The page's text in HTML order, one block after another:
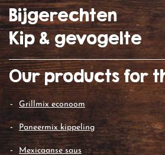
Bijgerechten
Kip & gevogelte
Our products for
grillmix econoom
paneermix kippeling
mexicaanse saus